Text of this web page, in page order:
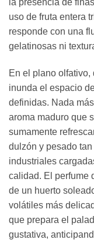
la presencia de
uso de fruta entera
responde con una
gelatinosas ni
En el plano
inunda el espacio
definidas. Nada
aroma maduro que
sumamente
dulzón y pesado
industriales
calidad. El perfume
de un huerto
volátiles más
que prepara el
gustativa,